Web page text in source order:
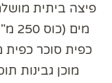
פיצה ביתית
כפית סוכר
מוכן גבינות